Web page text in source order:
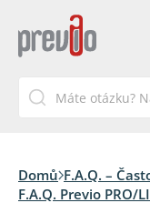
Domů F.A.Q. –
F.A.Q. Previo PRO/